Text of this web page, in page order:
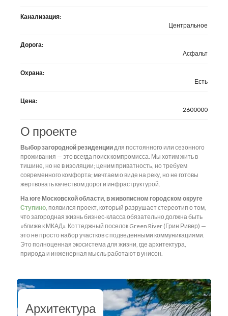
Канализация:
Центральное
Дорога:
Асфальт
Охрана:
Есть
Цена:
2600000
О проекте
Выбор загородной резиденциидля постоянного или сезонного
проживания — это всегда поиск компромисса. Мы хотим жить в
тишине, но не в изоляции; ценим приватность, но требуем
современного комфорта; мечтаем о виде на реку, но не готовы
жертвовать качеством дорог и инфраструктурой.
На юге Московской области, в живописном городском округе
Ступино, появился проект, который разрушает стереотип о том,
что загородная жизнь бизнес-класса обязательно должна быть
«ближе к МКАД». Коттеджный поселок Green River (Грин Ривер) —
это не просто набор участков с подведенными коммуникациями.
Это полноценная экосистема для жизни, где архитектура,
природа и инженерная мысль работают в унисон.
Архитектура